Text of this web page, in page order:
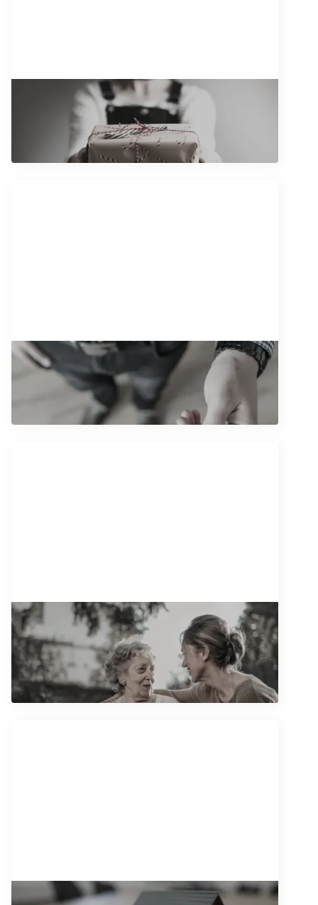
Ugovor o poklonu
Pročitajte artikal
24/11/2025
Ugovor o pozajmici novca
Pročitajte artikal
17/11/2025
Ugovor o doživotnom izdržavanju:
sve informacije na jednom mestu
Pročitajte artikal
10/11/2025